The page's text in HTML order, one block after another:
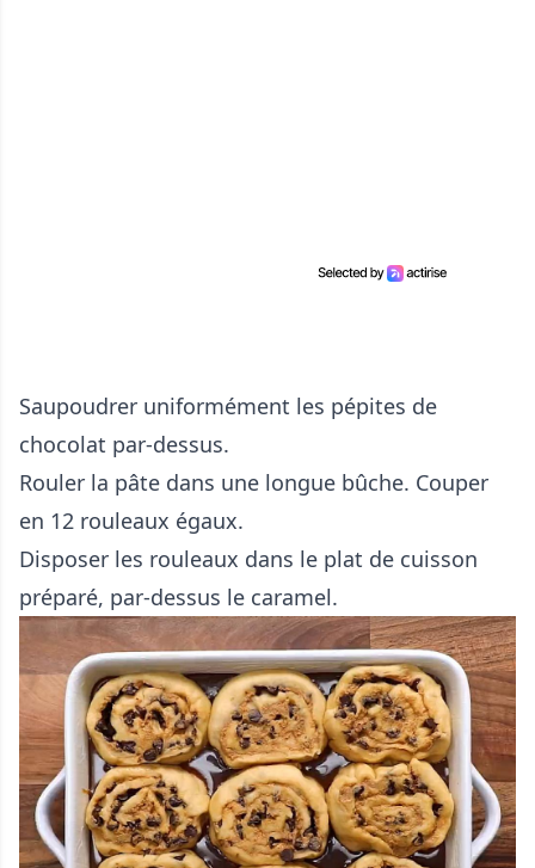
Saupoudrer uniformément les pépites de
chocolat par-dessus.
Rouler la pâte dans une longue bûche. Couper
en 12 rouleaux égaux.
Disposer les rouleaux dans le plat de cuisson
préparé, par-dessus le caramel.